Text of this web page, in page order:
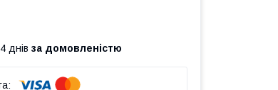
днів за домовленістю